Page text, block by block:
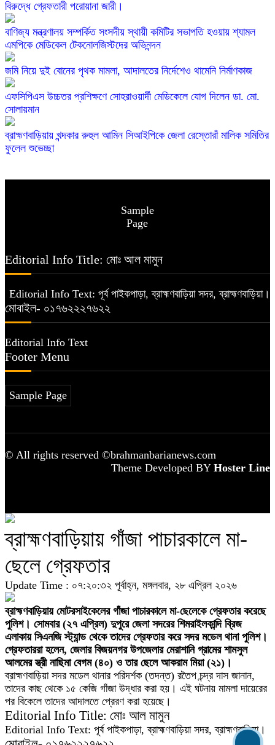
বিরুদ্ধে গ্রেফতারী পরোয়ানা জারী।
বাণিজ্য মন্ত্রণালয় সম্পর্কিত সংসদীয় স্থায়ী কমিটির সভাপতি হওয়ায় শ্যামল
এমপিকে মেডিকেল টেকনোলজিস্টদের অভিনন্দন
জমি নিয়ে দুই বোনের পৃথক মামলা, আদালতের নির্দেশেও থামেনি নির্মাণকাজ
এফসিপিএস উচ্চতর প্রশিক্ষণে সোহরাওয়ার্দী মেডিকেলে যোগ দিলেন ডা. মো.
সোলায়মান
ব্রাহ্মণবাড়িয়ায় খন্দকার রুহুল আমিন সিআইপিকে জেলা রেস্তোরাঁ মালিক সমিতির
ফুলেল শুভেচ্ছা
Sample
Page
Editorial Info Title: মোঃ আল মামুন
Editorial Info Text: পূর্ব পাইকপাড়া, ব্রাহ্মণবাড়িয়া সদর, ব্রাহ্মণবাড়িয়া।
মোবাইল- ০১৭৬২২২৭৬২২
Editorial Info Text
Footer Menu
Sample Page
© All rights reserved ©brahmanbarianews.com
Theme Developed BY Hoster Line
ব্রাহ্মণবাড়িয়ায় গাঁজা পাচারকালে মা-
ছেলে গ্রেফতার
Update Time : ০৭:২০:৩২ পূর্বাহ্ন, মঙ্গলবার, ২৮ এপ্রিল ২০২৬
ব্রাহ্মণবাড়িয়ায় মোটরসাইকেলের গাঁজা পাচারকালে মা-ছেলেকে গ্রেফতার করেছে
পুলিশ। সোমবার (২৭ এপ্রিল) দুপুরে জেলা সদরের শিমরাইলকান্দি ব্রিজ
এলাকায় সিএনজি স্ট্যান্ড থেকে তাদের গ্রেফতার করে সদর মডেল থানা পুলিশ।
গ্রেফতাররা হলেন, জেলার বিজয়নগর উপজেলার মেরাশানি গ্রামের শামসুল
আলমের স্ত্রী নাছিমা বেগম (৪০) ও তার ছেলে আকরাম মিয়া (২১)।
ব্রাহ্মণবাড়িয়া সদর মডেল থানার পরিদর্শক (তদন্ত) রতৈপ চন্দ্র দাস জানান,
তাদের কাছ থেকে ১৫ কেজি গাঁজা উদ্ধার করা হয়। এই ঘটনায় মামলা দায়েরের
পর বিকেলে তাদের আদালতে প্রেরণ করা হয়েছে।
Editorial Info Title: মোঃ আল মামুন
Editorial Info Text: পূর্ব পাইকপাড়া, ব্রাহ্মণবাড়িয়া সদর, ব্রাহ্মণবাড়িয়া।